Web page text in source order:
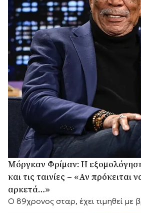
Μόργκαν Φρίμαν: Η
και τις ταινίες – «Αν
αρκετά…»
Ο 89χρονος σταρ, έχει τιμηθεί με